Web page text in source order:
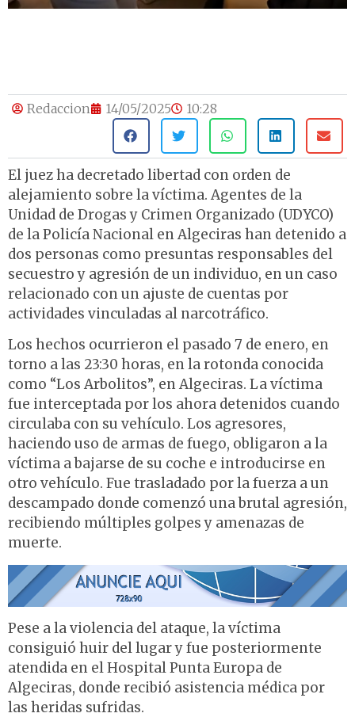
Redaccion 14/05/2025 10:28
El juez ha decretado libertad con orden de
alejamiento sobre la víctima. Agentes de la
Unidad de Drogas y Crimen Organizado (UDYCO)
de la Policía Nacional en Algeciras han detenido a
dos personas como presuntas responsables del
secuestro y agresión de un individuo, en un caso
relacionado con un ajuste de cuentas por
actividades vinculadas al narcotráfico.
Los hechos ocurrieron el pasado 7 de enero, en
torno a las 23:30 horas, en la rotonda conocida
como “Los Arbolitos”, en Algeciras. La víctima
fue interceptada por los ahora detenidos cuando
circulaba con su vehículo. Los agresores,
haciendo uso de armas de fuego, obligaron a la
víctima a bajarse de su coche e introducirse en
otro vehículo. Fue trasladado por la fuerza a un
descampado donde comenzó una brutal agresión,
recibiendo múltiples golpes y amenazas de
muerte.
Pese a la violencia del ataque, la víctima
consiguió huir del lugar y fue posteriormente
atendida en el Hospital Punta Europa de
Algeciras, donde recibió asistencia médica por
las heridas sufridas.